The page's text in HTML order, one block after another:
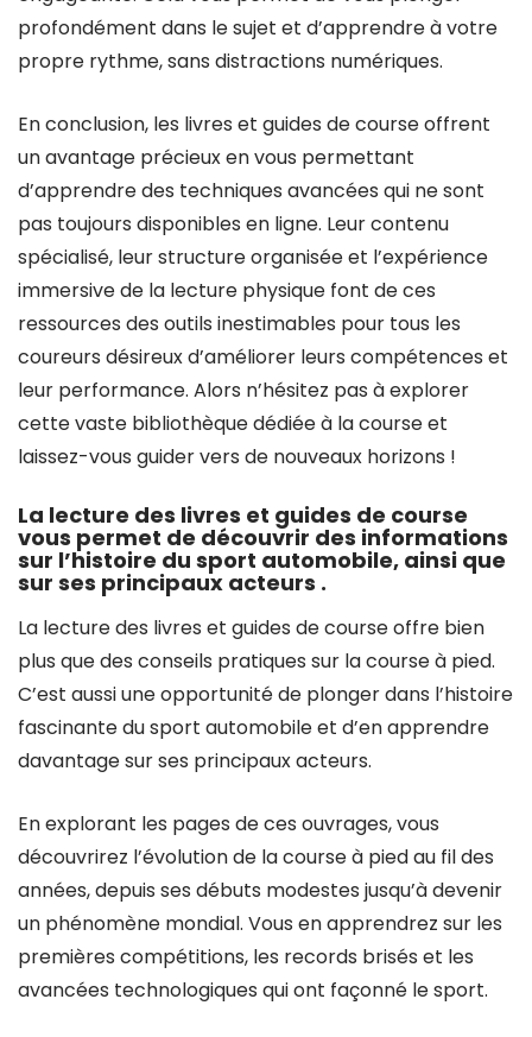
profondément dans le sujet et d’apprendre à votre
propre rythme, sans distractions numériques.
En conclusion, les livres et guides de course offrent
un avantage précieux en vous permettant
d’apprendre des techniques avancées qui ne sont
pas toujours disponibles en ligne. Leur contenu
spécialisé, leur structure organisée et l’expérience
immersive de la lecture physique font de ces
ressources des outils inestimables pour tous les
coureurs désireux d’améliorer leurs compétences et
leur performance. Alors n’hésitez pas à explorer
cette vaste bibliothèque dédiée à la course et
laissez-vous guider vers de nouveaux horizons !
La lecture des livres et guides de course
vous permet de découvrir des informations
sur l’histoire du sport automobile, ainsi que
sur ses principaux acteurs .
La lecture des livres et guides de course offre bien
plus que des conseils pratiques sur la course à pied.
C’est aussi une opportunité de plonger dans l’histoire
fascinante du sport automobile et d’en apprendre
davantage sur ses principaux acteurs.
En explorant les pages de ces ouvrages, vous
découvrirez l’évolution de la course à pied au fil des
années, depuis ses débuts modestes jusqu’à devenir
un phénomène mondial. Vous en apprendrez sur les
premières compétitions, les records brisés et les
avancées technologiques qui ont façonné le sport.